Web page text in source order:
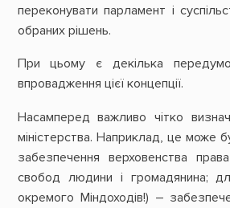
переконувати парламент і
обраних рішень.
При цьому є декілька
впровадження цієї концепції.
Насамперед важливо чітко
міністерства. Наприклад, це може
забезпечення верховенства
свобод людини і громадянина;
окремого Міндоходів!) –